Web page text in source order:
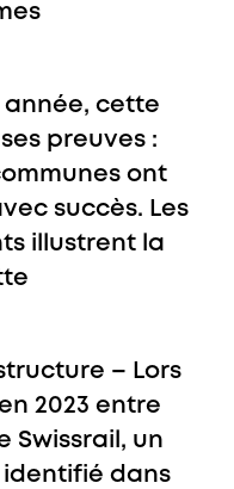
année, cette
preuves :
ont
succès. Les
illustrent la
– Lors
2023 entre
Swissrail, un
dans